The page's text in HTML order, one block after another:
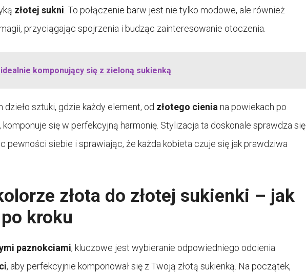
złotej sukni . To połączenie barw jest nie tylko modowe, ale również
przyciągając spojrzenia i budząc zainteresowanie otoczenia.
komponujący się z zieloną sukienką
dzieło sztuki, gdzie każdy element, od złotego cienia na powiekach po
, komponuje się w perfekcyjną harmonię. Stylizacja ta doskonale sprawdza się
pewności siebie i sprawiając, że każda kobieta czuje się jak prawdziwa
złota do złotej sukienki – jak
kroku
paznokciami, kluczowe jest wybieranie odpowiedniego odcienia
, aby perfekcyjnie komponował się z Twoją złotą sukienką. Na początek,